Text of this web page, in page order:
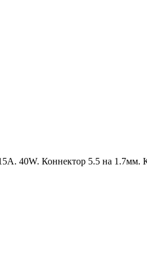
40W. Коннектор 5.5 на 1.7мм.